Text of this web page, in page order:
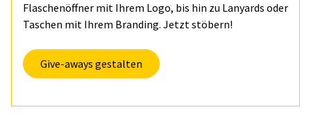
Flaschenöffner mit Ihrem Logo, bis hin zu Lanyards oder
Taschen mit Ihrem Branding. Jetzt stöbern!
Give-aways gestalten